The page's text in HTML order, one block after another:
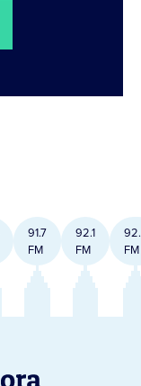
91.7
FM
92.1
FM
FM